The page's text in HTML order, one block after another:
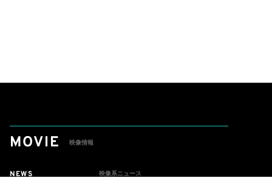
MOVIE 映像情報
NEWS 映像系ニュース